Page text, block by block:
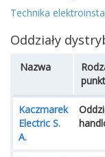
Technika
Oddziały
Nazwa
Kaczmarek
Electric S.
A.